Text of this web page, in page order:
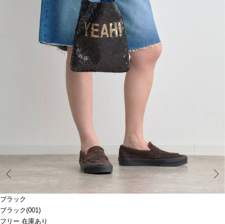
ブラック
ブラック(001)
フリー 在庫あり
Prev